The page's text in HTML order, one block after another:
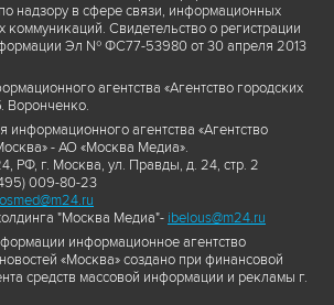
надзору в сфере связи, информационных
коммуникаций. Свидетельство о регистрации
Эл № ФС77-53980 от 30 апреля 2013
агентства «Агентство городских
Воронченко.
информационного агентства «Агентство
- АО «Москва Медиа».
РФ, г. Москва, ул. Правды, д. 24, стр. 2
009-80-23
"Москва Медиа"- ibelous@m24.ru
информационное агентство
«Москва» создано при финансовой
средств массовой информации и рекламы г.